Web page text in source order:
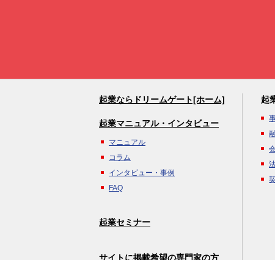
起業ならドリームゲート[ホーム]
起業マニュアル・インタビュー
マニュアル
コラム
インタビュー・事例
FAQ
起業セミナー
サイトに掲載希望の専門家の方
起